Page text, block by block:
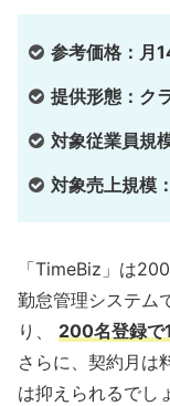
参考価格：月
提供形態：ク
対象従業員規
対象売上規模
「TimeBiz」は
勤怠管理システム
り、 200名登録で
さらに、契約月は
は抑えられるでし